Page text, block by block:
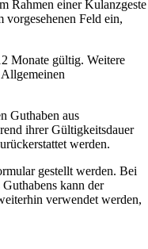
Rahmen einer Kulanzgeste
vorgesehenen Feld ein,
Monate gültig. Weitere
Guthaben aus
ihrer Gültigkeitsdauer
werden.
gestellt werden. Bei
kann der
verwendet werden,